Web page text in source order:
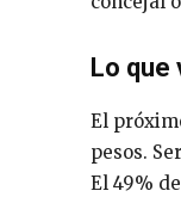
Lo que
El
pesos.
El 49%